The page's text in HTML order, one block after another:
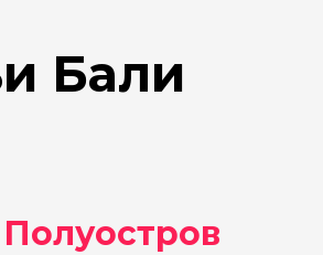
Бали
Полуостров